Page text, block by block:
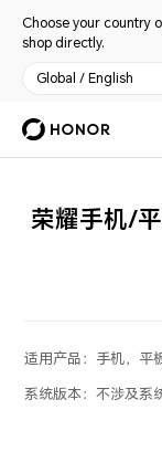
Choose your country
shop directly.
Global / English
荣耀手机/
适用产品： 手机，平
系统版本：不涉及系